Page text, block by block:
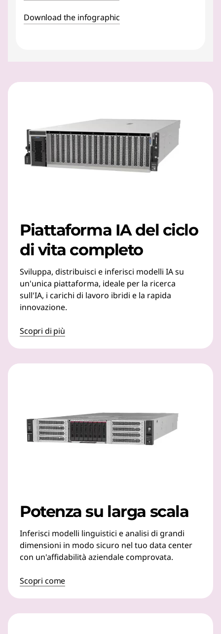
Download the infographic
Piattaforma IA del ciclo
di vita completo
Sviluppa, distribuisci e inferisci modelli IA su
un'unica piattaforma, ideale per la ricerca
sull'IA, i carichi di lavoro ibridi e la rapida
innovazione.
Scopri di più
Potenza su larga scala
Inferisci modelli linguistici e analisi di grandi
dimensioni in modo sicuro nel tuo data center
con un'affidabilità aziendale comprovata.
Scopri come